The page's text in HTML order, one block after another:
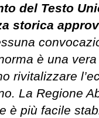
del Testo
storica
è una
rivitalizzare
La Regione
è più facile